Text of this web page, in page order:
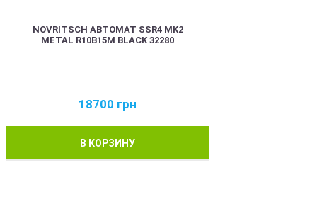
NOVRITSCH АВТОМАТ SSR4 MK2
METAL R10B15M BLACK 32280
18700 грн
В КОРЗИНУ